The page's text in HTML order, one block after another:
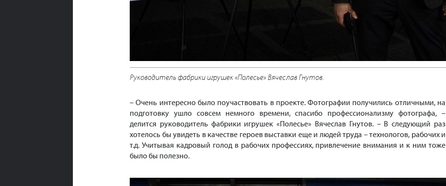
Руководитель фабрики игрушек «Полесье» Вячеслав Гнутов.
– Очень интересно было поучаствовать в проекте. Фотографии получились отличными, на
подготовку ушло совсем немного времени, спасибо профессионализму фотографа, –
делится руководитель фабрики игрушек «Полесье» Вячеслав Гнутов. – В следующий раз
хотелось бы увидеть в качестве героев выставки еще и людей труда – технологов, рабочих и
т.д. Учитывая кадровый голод в рабочих профессиях, привлечение внимания и к ним тоже
было бы полезно.